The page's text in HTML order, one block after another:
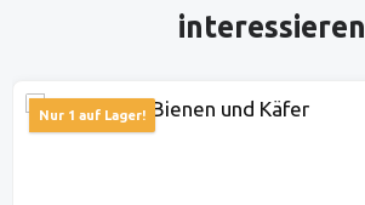
interessieren
Nur 1 auf Lager!